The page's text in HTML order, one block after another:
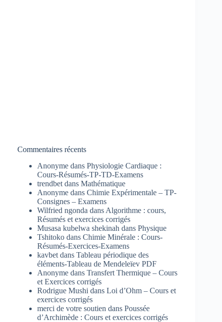
Commentaires récents
Anonyme dans Physiologie Cardiaque :
Cours-Résumés-TP-TD-Examens
trendbet dans Mathématique
Anonyme dans Chimie Expérimentale – TP-
Consignes – Examens
Wilfried ngonda dans Algorithme : cours,
Résumés et exercices corrigés
Musasa kubelwa shekinah dans Physique
Tshitoko dans Chimie Minérale : Cours-
Résumés-Exercices-Examens
kavbet dans Tableau périodique des
éléments-Tableau de Mendeleïev PDF
Anonyme dans Transfert Thermique – Cours
et Exercices corrigés
Rodrigue Mushi dans Loi d’Ohm – Cours et
exercices corrigés
merci de votre soutien dans Poussée
d’Archimède : Cours et exercices corrigés